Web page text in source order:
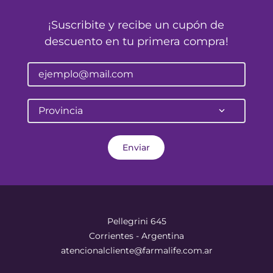
¡Suscribite y recibe un cupón de
descuento en tu primera compra!
Provincia
Enviar
Pellegrini 645
Corrientes - Argentina
atencionalcliente@farmalife.com.ar